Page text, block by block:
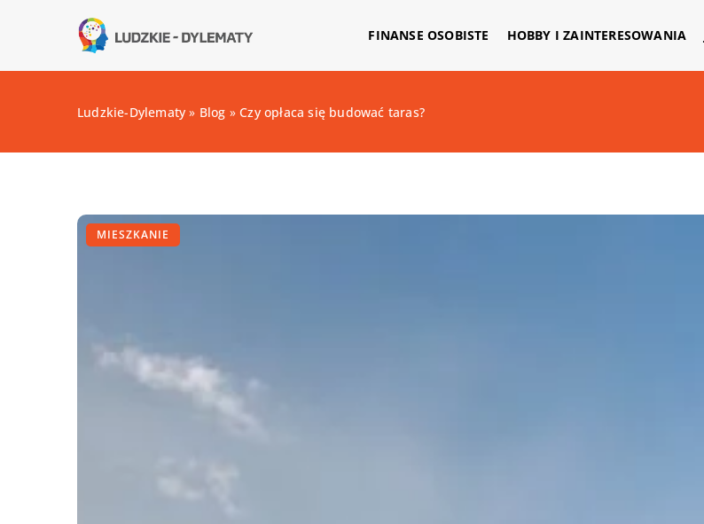
FINANSE OSOBISTE HOBBY I ZAINTERESOWANIA
Ludzkie-Dylematy » Blog »Czy opłaca się budować taras?
MIESZKANIE